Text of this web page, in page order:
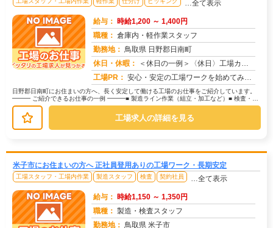
…全て表示
給与： 時給1,200 ～ 1,400円
職種： 倉庫内・軽作業スタッフ
勤務地： 鳥取県 日野郡日南町
休日・休暇：
＜休日の一例＞〈休日〉工場カレンダーによる★年間休日120日以上のお仕事もあり（配属先による）★有給休暇あり※配属...
工場PR： 安心・安定の工場ワークを始めてみませんか？株式会社京栄センターが選ばれる理由はこちら！【理由①】手厚いサポート体制...
日野郡日南町にお住まいの方へ、長く安定して働ける工場のお仕事をご紹介しています。
━━━ ご紹介できるお仕事の一例 ━━━■ 製造ライン作業（組立・加工など）■ 検査・検
品（目視チェックなど）■ ...
工場求人の詳細を見る
米子市にお住まいの方へ 正社員登用ありの工場ワーク・長期安定
工場スタッフ・工場内作業 製造スタッフ 検査 契約社員 …全て表示
給与： 時給1,150 ～ 1,350円
職種： 製造・検査スタッフ
勤務地： 鳥取県 米子市